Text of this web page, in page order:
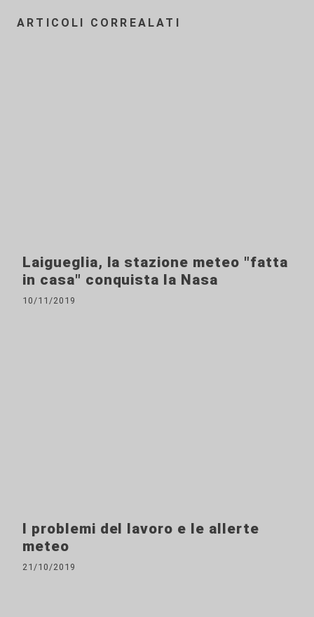
ARTICOLI CORREALATI
Laigueglia, la stazione meteo "fatta
in casa" conquista la Nasa
10/11/2019
I problemi del lavoro e le allerte
meteo
21/10/2019